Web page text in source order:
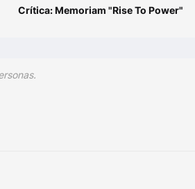
Crítica: Memoriam "Rise To Power"